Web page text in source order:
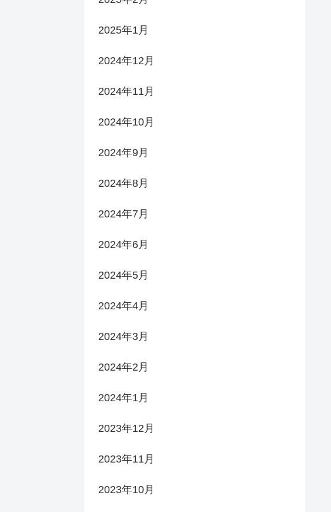
2025年1月
2024年12月
2024年11月
2024年10月
2024年9月
2024年8月
2024年7月
2024年6月
2024年5月
2024年4月
2024年3月
2024年2月
2024年1月
2023年12月
2023年11月
2023年10月